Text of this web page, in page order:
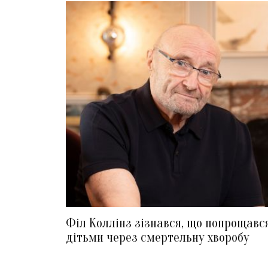
Філ Коллінз зізнався, що
дітьми через смертельну хворобу